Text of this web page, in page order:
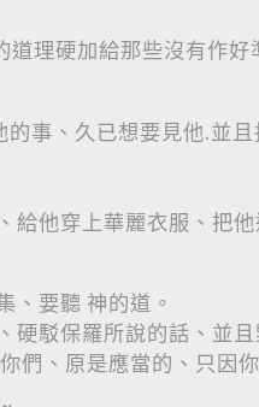
理硬加給那些沒有作好
事、久已想要見他.並且
給他穿上華麗衣服、把
、要聽 神的道。
硬駁保羅所說的話、並且
們、原是應當的、只因